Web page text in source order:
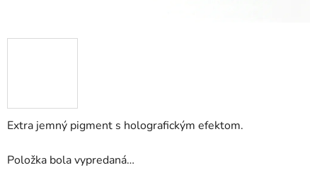
Extra jemný pigment s holografickým efektom.
Položka bola vypredaná…